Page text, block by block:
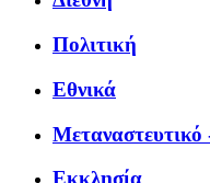
Πολιτική
Εθνικά
Εκκλησία